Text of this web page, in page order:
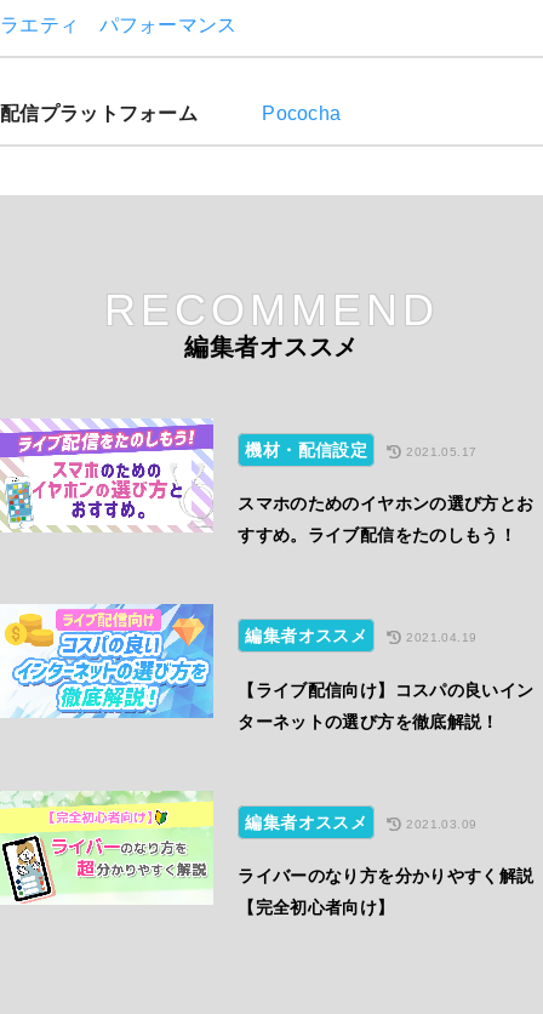
ラエティ
パフォーマンス
配信プラットフォーム Pococha
RECOMMEND
編集者オススメ
機材・配信設定 2021.05.17
スマホのためのイヤホンの選び方とお
すすめ。ライブ配信をたのしもう！
編集者オススメ 2021.04.19
【ライブ配信向け】コスパの良いイン
ターネットの選び方を徹底解説！
編集者オススメ 2021.03.09
ライバーのなり方を分かりやすく解説
【完全初心者向け】